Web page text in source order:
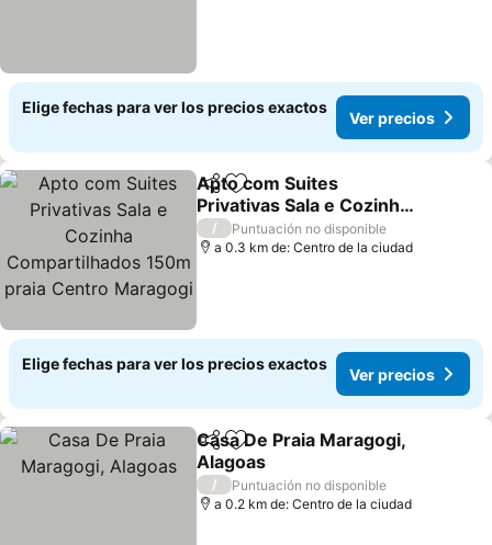
Elige fechas para ver los precios exactos
Ver precios
CompartirAgregar a favoritos
Apto com Suites
Privativas Sala e Cozinha
Compartilhados 150m
praia Centro Maragogi
/
Puntuación no disponible
a 0.3 km de: Centro de la ciudad
Elige fechas para ver los precios exactos
Ver precios
CompartirAgregar a favoritos
Casa De Praia Maragogi,
Alagoas
/
Puntuación no disponible
a 0.2 km de: Centro de la ciudad